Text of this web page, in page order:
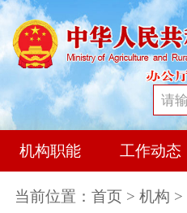
机构职能 工作动态
当前位置： 首页 > 机构 >